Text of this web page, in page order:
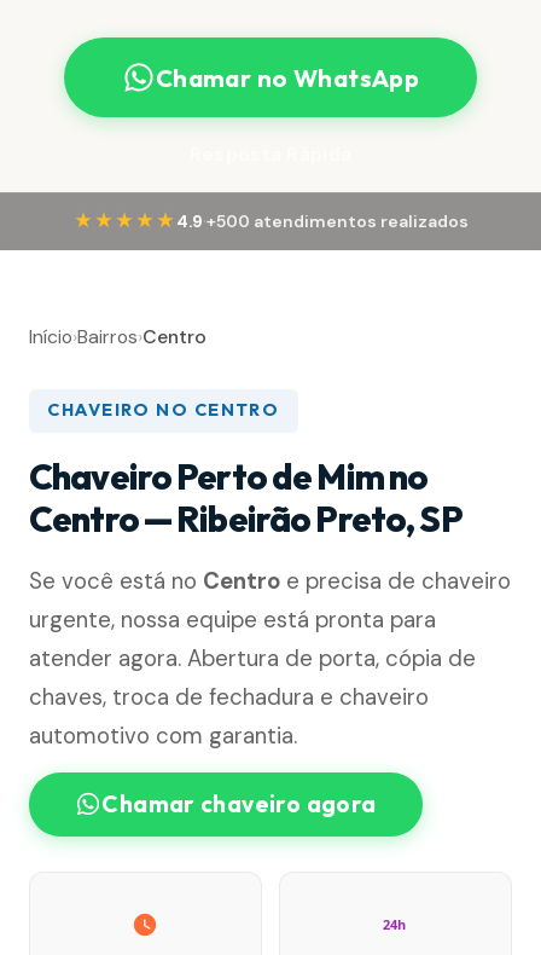
Chamar no WhatsApp
★★★★★ 4.9·+500 atendimentos realizados
Início›Bairros›Centro
CHAVEIRO NO CENTRO
Chaveiro Perto de Mim no
Centro — Ribeirão Preto, SP
Se você está no Centro e precisa de chaveiro
urgente, nossa equipe está pronta para
atender agora. Abertura de porta, cópia de
chaves, troca de fechadura e chaveiro
automotivo com garantia.
Chamar chaveiro agora
24h